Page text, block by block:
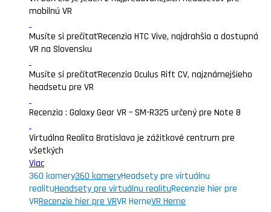
mobilnú VR
Musíte si prečítaťRecenzia HTC Vive, najdrahšia a dostupná
VR na Slovensku
Musíte si prečítaťRecenzia Oculus Rift CV, najznámejšieho
headsetu pre VR
Recenzia : Galaxy Gear VR – SM-R325 určený pre Note 8
Virtuálna Realita Bratislava je zážitkové centrum pre
všetkých
Viac
360 kamery360 kameryHeadsety pre virtuálnu
realituHeadsety pre virtuálnu realituRecenzie hier pre
VRRecenzie hier pre VRVR HerneVR Herne